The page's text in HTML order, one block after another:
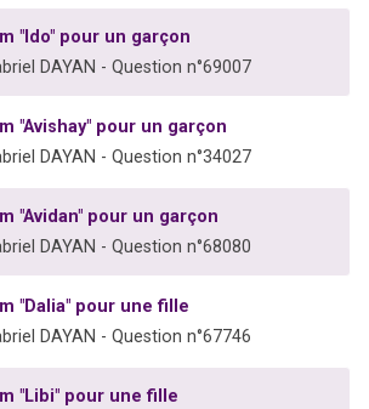
"Ido" pour un garçon
DAYAN - Question n°69007
"Avishay" pour un garçon
DAYAN - Question n°34027
"Avidan" pour un garçon
DAYAN - Question n°68080
"Dalia" pour une fille
DAYAN - Question n°67746
"Libi" pour une fille